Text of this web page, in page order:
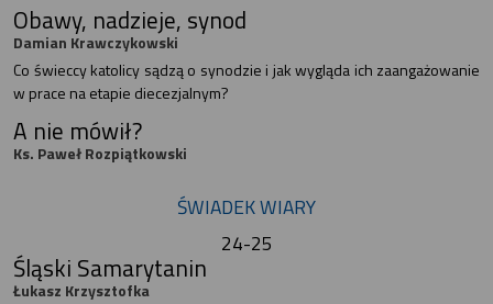
Obawy, nadzieje, synod
Damian Krawczykowski
Co świeccy katolicy sądzą o synodzie i jak wygląda ich zaangażowanie
w prace na etapie diecezjalnym?
A nie mówił?
Ks. Paweł Rozpiątkowski
ŚWIADEK WIARY
24-25
Śląski Samarytanin
Łukasz Krzysztofka